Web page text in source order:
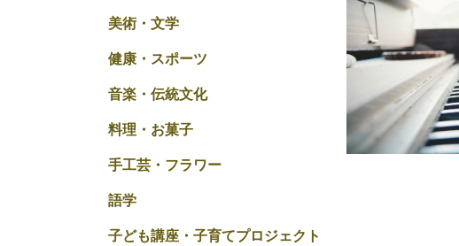
美術・文学
健康・スポーツ
音楽・伝統文化
料理・お菓子
手工芸・フラワー
語学
子ども講座・子育てプロジェクト